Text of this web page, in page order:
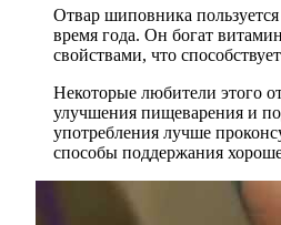
Отвар шиповника
время года. Он богат
свойствами, что
Некоторые любители этого
улучшения пищеварения и
употребления лучше
способы поддержания